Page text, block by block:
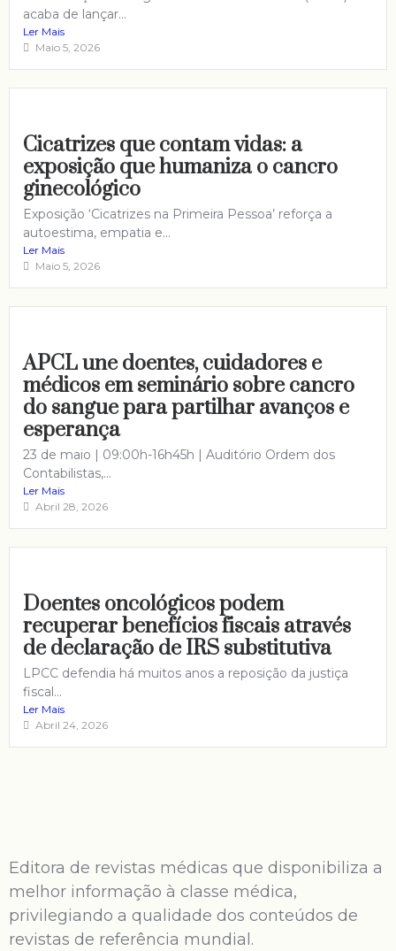
acaba de lançar...
Ler Mais
Maio 5, 2026
Cicatrizes que contam vidas: a
exposição que humaniza o cancro
ginecológico
Exposição ‘Cicatrizes na Primeira Pessoa’ reforça a
autoestima, empatia e...
Ler Mais
Maio 5, 2026
APCL une doentes, cuidadores e
médicos em seminário sobre cancro
do sangue para partilhar avanços e
esperança
23 de maio | 09:00h-16h45h | Auditório Ordem dos
Contabilistas,...
Ler Mais
Abril 28, 2026
Doentes oncológicos podem
recuperar benefícios fiscais através
de declaração de IRS substitutiva
LPCC defendia há muitos anos a reposição da justiça
fiscal...
Ler Mais
Abril 24, 2026
Editora de revistas médicas que disponibiliza a
melhor informação à classe médica,
privilegiando a qualidade dos conteúdos de
revistas de referência mundial.